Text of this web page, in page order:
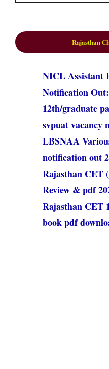
Rajasthan
NICL Assistant
Notification
12th/graduate
svpuat vacancy
LBSNAA
notification out
Rajasthan CET
Review & pdf
Rajasthan CET
book pdf